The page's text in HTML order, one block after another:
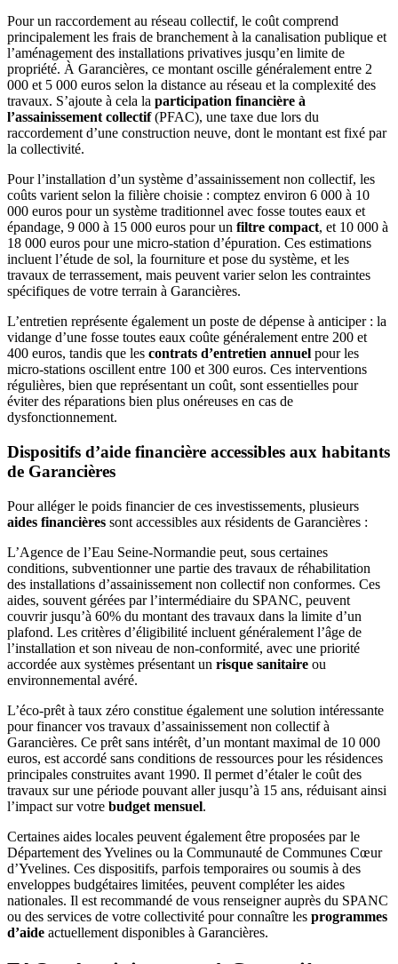
Pour un raccordement au réseau collectif, le coût comprend
principalement les frais de branchement à la canalisation publique et
l’aménagement des installations privatives jusqu’en limite de
propriété. À Garancières, ce montant oscille généralement entre 2
000 et 5 000 euros selon la distance au réseau et la complexité des
travaux. S’ajoute à cela la participation financière à
l’assainissement collectif(PFAC), une taxe due lors du
raccordement d’une construction neuve, dont le montant est fixé par
la collectivité.
Pour l’installation d’un système d’assainissement non collectif, les
coûts varient selon la filière choisie : comptez environ 6 000 à 10
000 euros pour un système traditionnel avec fosse toutes eaux et
épandage, 9 000 à 15 000 euros pour un filtre compact, et 10 000 à
18 000 euros pour une micro-station d’épuration. Ces estimations
incluent l’étude de sol, la fourniture et pose du système, et les
travaux de terrassement, mais peuvent varier selon les contraintes
spécifiques de votre terrain à Garancières.
L’entretien représente également un poste de dépense à anticiper : la
vidange d’une fosse toutes eaux coûte généralement entre 200 et
400 euros, tandis que les contrats d’entretien annuel pour les
micro-stations oscillent entre 100 et 300 euros. Ces interventions
régulières, bien que représentant un coût, sont essentielles pour
éviter des réparations bien plus onéreuses en cas de
dysfonctionnement.
Dispositifs d’aide financière accessibles aux habitants
de Garancières
Pour alléger le poids financier de ces investissements, plusieurs
aides financières sont accessibles aux résidents de Garancières :
L’Agence de l’Eau Seine-Normandie peut, sous certaines
conditions, subventionner une partie des travaux de réhabilitation
des installations d’assainissement non collectif non conformes. Ces
aides, souvent gérées par l’intermédiaire du SPANC, peuvent
couvrir jusqu’à 60% du montant des travaux dans la limite d’un
plafond. Les critères d’éligibilité incluent généralement l’âge de
l’installation et son niveau de non-conformité, avec une priorité
accordée aux systèmes présentant un risque sanitaire ou
environnemental avéré.
L’éco-prêt à taux zéro constitue également une solution intéressante
pour financer vos travaux d’assainissement non collectif à
Garancières. Ce prêt sans intérêt, d’un montant maximal de 10 000
euros, est accordé sans conditions de ressources pour les résidences
principales construites avant 1990. Il permet d’étaler le coût des
travaux sur une période pouvant aller jusqu’à 15 ans, réduisant ainsi
l’impact sur votre budget mensuel.
Certaines aides locales peuvent également être proposées par le
Département des Yvelines ou la Communauté de Communes Cœur
d’Yvelines. Ces dispositifs, parfois temporaires ou soumis à des
enveloppes budgétaires limitées, peuvent compléter les aides
nationales. Il est recommandé de vous renseigner auprès du SPANC
ou des services de votre collectivité pour connaître les programmes
d’aide actuellement disponibles à Garancières.